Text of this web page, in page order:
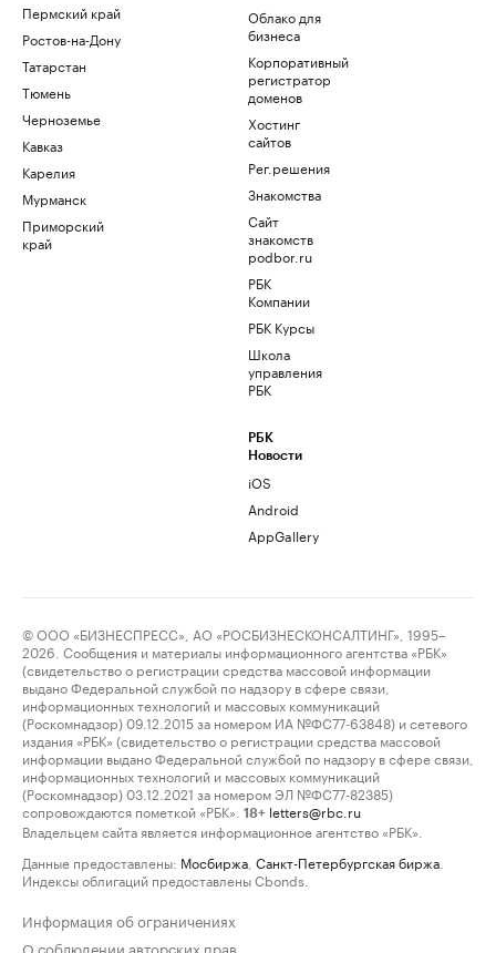
Пермский край
Ростов-на-Дону
Татарстан
Тюмень
Черноземье
Кавказ
Карелия
Мурманск
Приморский
край
Облако для
бизнеса
Корпоративный
регистратор
доменов
Хостинг
сайтов
Рег.решения
Знакомства
Сайт
знакомств
podbor.ru
РБК
Компании
РБК Курсы
Школа
управления
РБК
РБК
Новости
iOS
Android
AppGallery
© ООО «БИЗНЕСПРЕСС», АО «РОСБИЗНЕСКОНСАЛТИНГ», 1995–
2026. Сообщения и материалы информационного агентства «РБК»
(свидетельство о регистрации средства массовой информации
выдано Федеральной службой по надзору в сфере связи,
информационных технологий и массовых коммуникаций
(Роскомнадзор) 09.12.2015 за номером ИА №ФС77-63848) и сетевого
издания «РБК» (свидетельство о регистрации средства массовой
информации выдано Федеральной службой по надзору в сфере связи,
информационных технологий и массовых коммуникаций
(Роскомнадзор) 03.12.2021 за номером ЭЛ №ФС77-82385)
сопровождаются пометкой «РБК».
18+ letters@rbc.ru
Владельцем сайта является информационное агентство «РБК».
Данные предоставлены: Мосбиржа Санкт-Петербургская биржа
Индексы облигаций предоставлены Cbonds.
Информация об ограничениях
О соблюдении авторских прав